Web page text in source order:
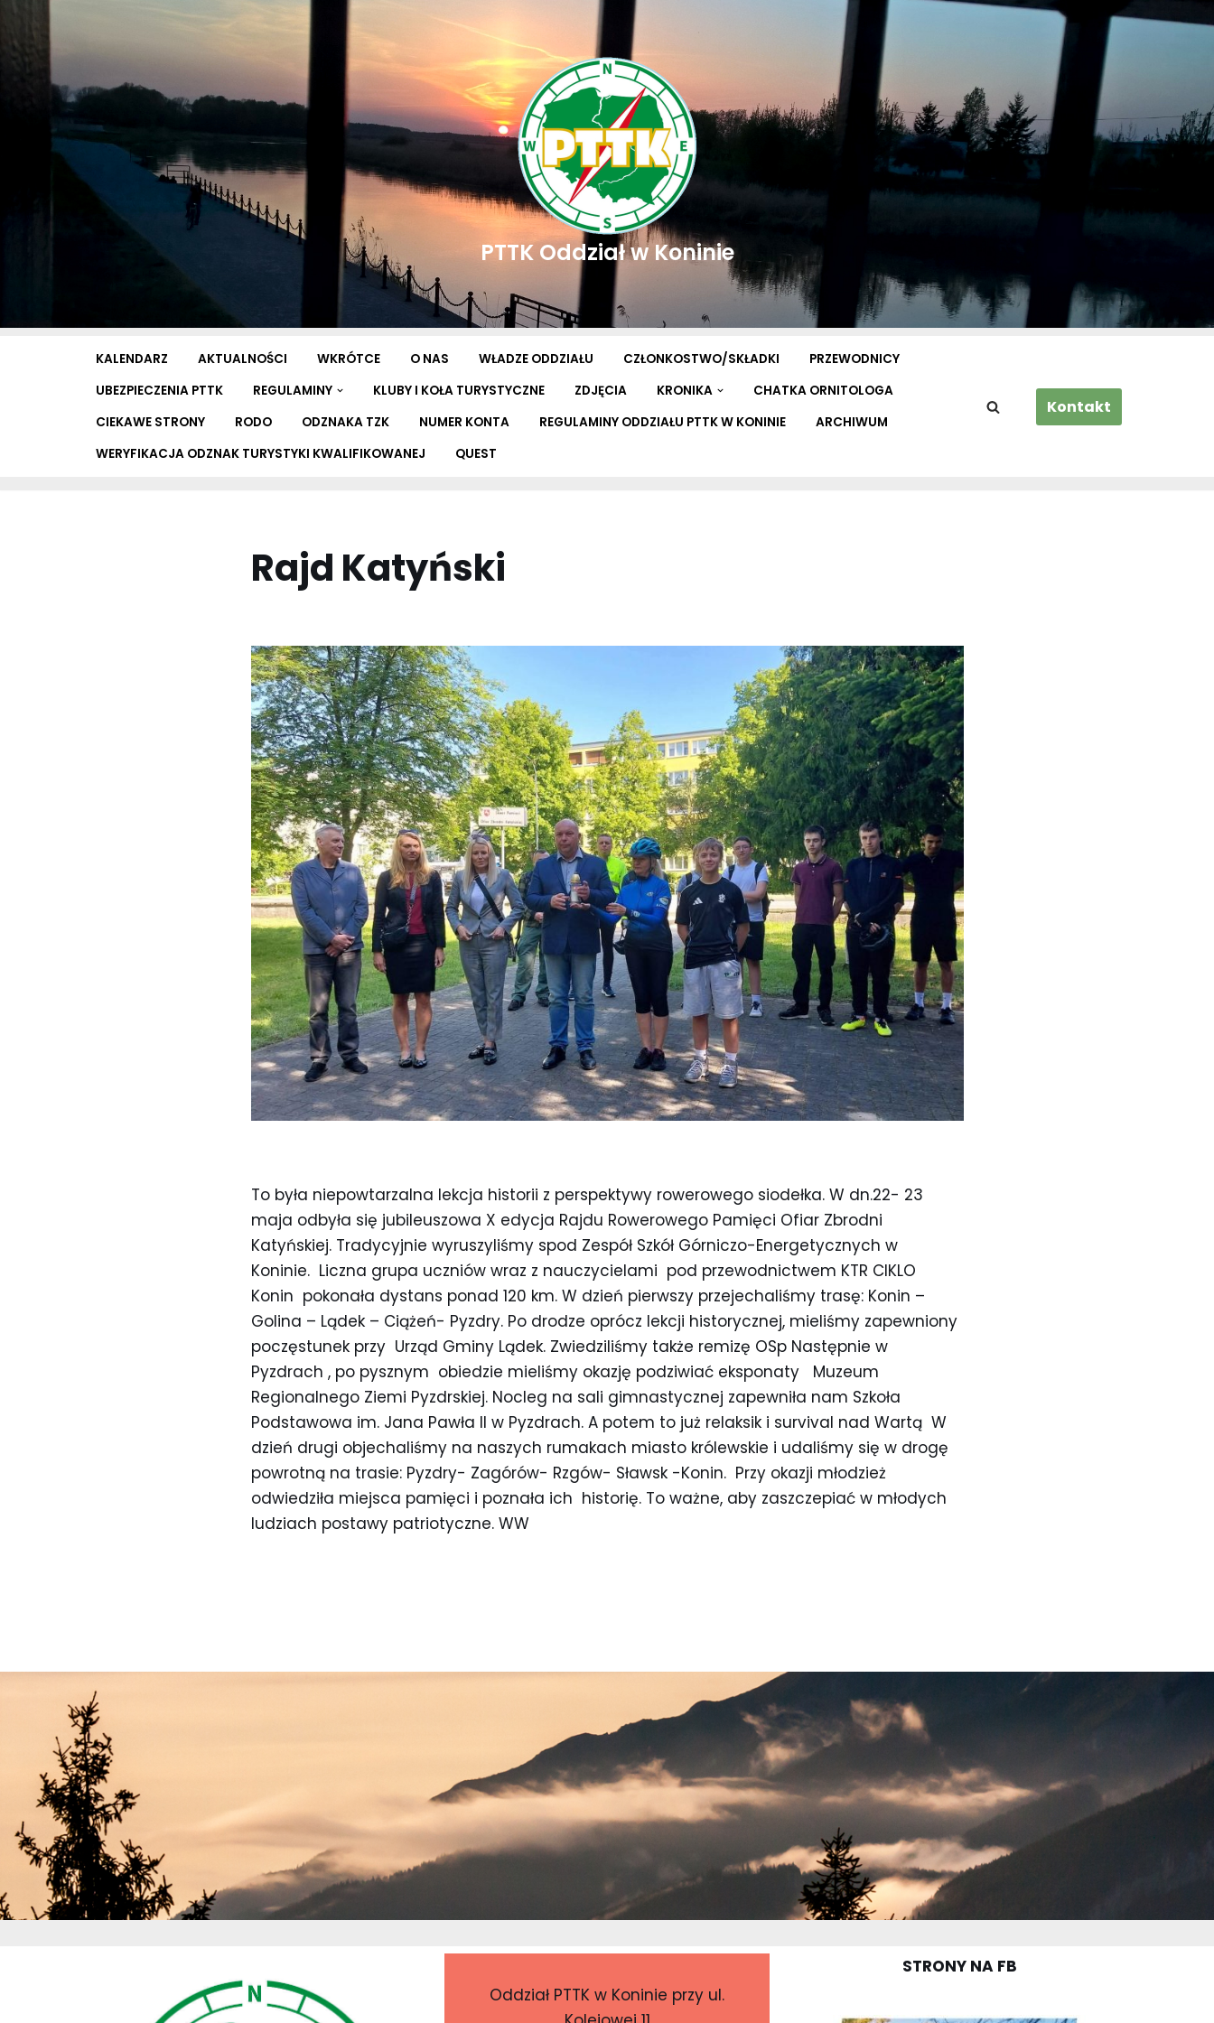
Przejdź
do
PTTK Oddział w Koninie
KALENDARZ AKTUALNOŚCI WKRÓTCE O NAS WŁADZE ODDZIAŁU CZŁONKOSTWO/SKŁADKI
PRZEWODNICY
UBEZPIECZENIA PTTK
REGULAMINY KLUBY I KOŁA TURYSTYCZNE ZDJĘCIA KRONIKA
CHATKA ORNITOLOGA
CIEKAWE STRONY
RODO ODZNAKA TZK NUMER KONTA REGULAMINY ODDZIAŁU PTTK W KONINIE
ARCHIWUM
WERYFIKACJA ODZNAK TURYSTYKI KWALIFIKOWANEJ
QUEST
Kontakt
Rajd Katyński
To była niepowtarzalna lekcja historii z perspektywy rowerowego siodełka. W dn.22- 23
maja odbyła się jubileuszowa X edycja Rajdu Rowerowego Pamięci Ofiar Zbrodni
Katyńskiej. Tradycyjnie wyruszyliśmy spod Zespół Szkół Górniczo-Energetycznych w
Koninie. Liczna grupa uczniów wraz z nauczycielami pod przewodnictwem KTR CIKLO
Konin pokonała dystans ponad 120 km. W dzień pierwszy przejechaliśmy trasę: Konin –
Golina – Lądek – Ciążeń- Pyzdry. Po drodze oprócz lekcji historycznej, mieliśmy zapewniony
poczęstunek przy Urząd Gminy Lądek. Zwiedziliśmy także remizę OSp Następnie w
Pyzdrach , po pysznym obiedzie mieliśmy okazję podziwiać eksponaty Muzeum
Regionalnego Ziemi Pyzdrskiej. Nocleg na sali gimnastycznej zapewniła nam Szkoła
Podstawowa im. Jana Pawła II w Pyzdrach. A potem to już relaksik i survival nad Wartą W
dzień drugi objechaliśmy na naszych rumakach miasto królewskie i udaliśmy się w drogę
powrotną na trasie: Pyzdry- Zagórów- Rzgów- Sławsk -Konin. Przy okazji młodzież
odwiedziła miejsca pamięci i poznała ich historię. To ważne, aby zaszczepiać w młodych
ludziach postawy patriotyczne. WW
Oddział PTTK w Koninie przy ul.
STRONY NA FB